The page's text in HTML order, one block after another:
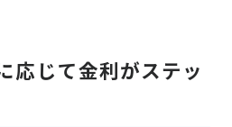
応じて金利がステッ